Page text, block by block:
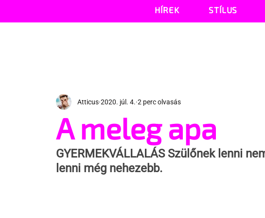
HÍREK STÍLUS
A meleg apa
Atticus 2020. júl. 4. 2 perc olvasás
GYERMEKVÁLLALÁS Szülőnek lenni
lenni még nehezebb.